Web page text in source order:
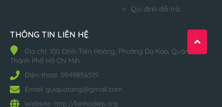
Qui định đổi trả
THÔNG TIN LIÊN HỆ
Địa chỉ: 100 Đinh Tiên Hoàng, Phường Đa Kao, Quận 1,
Thành Phố Hồ Chí Mih
Điện thoại: 0949856519
Email: guiquatang@gmail.com
Website: http://lanhodiep.org